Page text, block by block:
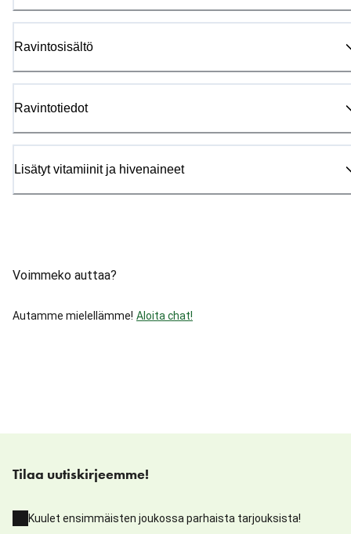
Ravintosisältö
Ravintotiedot
Lisätyt vitamiinit ja hivenaineet
Voimmeko auttaa?
Autamme mielellämme! Aloita chat!
Tilaa uutiskirjeemme!
Kuulet ensimmäisten joukossa parhaista tarjouksista!